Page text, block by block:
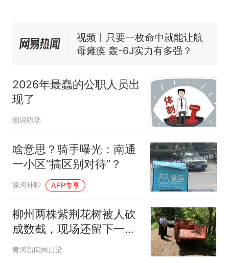
了……
视频丨只要一枚命中就能让航
母瘫痪 轰-6J实力有多强？
空调24小时开着反而更省电？
佛山一中学招聘物理教师，笔
试前13名均遭淘汰？教育局：
已叫停招聘，成立调查组全面
十多万人报名的考试，成绩
全部作废，公平么？
2026年最蠢的公职人员出
现了
细说职场
啥意思？骑手曝光：南通
一小区“搞区别对待”？
濠河神聊 APP专享
柳州两株紫荆花树被人砍
成数截，现场还留下一部
手机和一辆三轮车！
黄河新闻网吕梁